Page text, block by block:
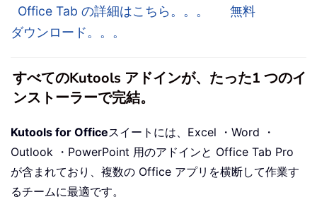
Office Tab の詳細はこちら。。。
無料
ダウンロード。。。
すべてのKutools アドインが、たった1 つのイ
ンストーラーで完結。
Kutools for Officeスイートには、Excel ・Word ・
Outlook ・PowerPoint 用のアドインと Office Tab Pro
が含まれており、複数の Office アプリを横断して作業す
るチームに最適です。